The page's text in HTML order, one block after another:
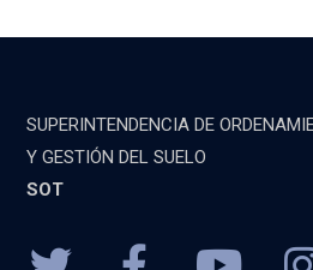
SUPERINTENDENCIA DE
Y GESTIÓN DEL SUELO
SOT